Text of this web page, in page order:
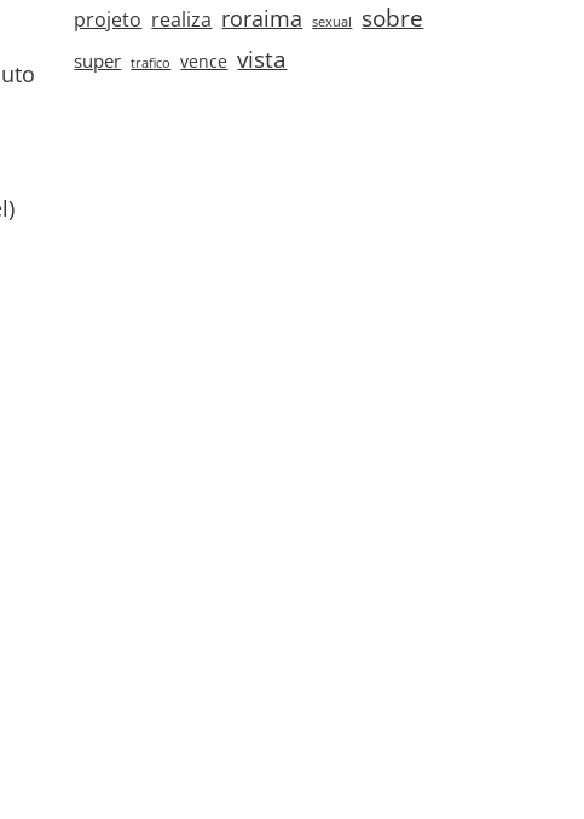
projeto realiza roraima sexual sobre
super trafico vence vista